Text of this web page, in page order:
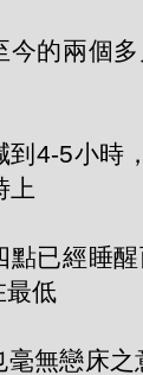
今的兩個
到4-5小時
上
點已經睡
最低
毫無戀床